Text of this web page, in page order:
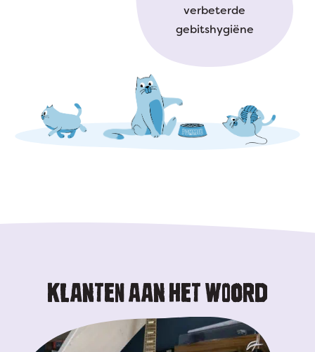
verbeterde
gebitshygiëne
KLANTEN AAN HET WOORD